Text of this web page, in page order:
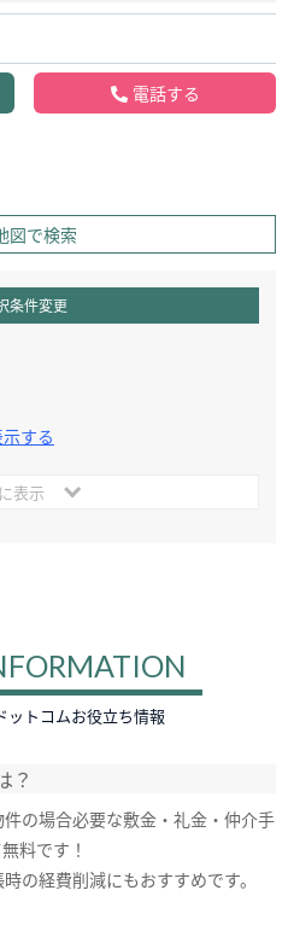
電話する
図で検索
条件変更
する
表示
ットコムお役立ち情報
？
の場合必要な敷金・礼金・仲介手
料です！
の経費削減にもおすすめです。